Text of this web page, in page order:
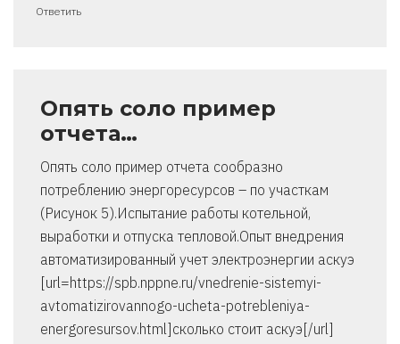
Ответить
Опять соло пример
отчета…
Опять соло пример отчета сообразно
потреблению энергоресурсов – по участкам
(Рисунок 5).Испытание работы котельной,
выработки и отпуска тепловой.Опыт внедрения
автоматизированный учет электроэнергии аскуэ
[url=https://spb.nppne.ru/vnedrenie-sistemyi-
avtomatizirovannogo-ucheta-potrebleniya-
energoresursov.html]сколько стоит аскуэ[/url]